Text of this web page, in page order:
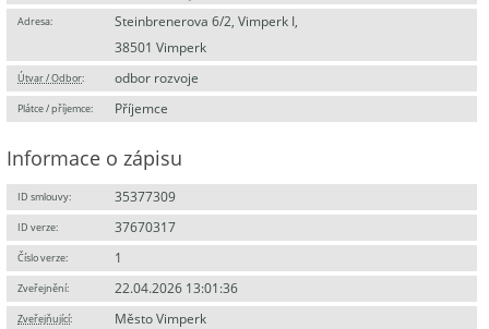
Adresa:
Steinbrenerova 6/2, Vimperk I,
38501 Vimperk
Útvar / Odbor: odbor rozvoje
Plátce / příjemce: Příjemce
Informace o zápisu
ID smlouvy: 35377309
ID verze: 37670317
Číslo verze: 1
Zveřejnění: 22.04.2026 13:01:36
Zveřejňující: Město Vimperk